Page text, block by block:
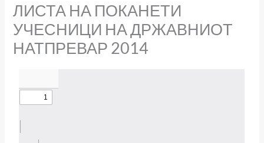
ЛИСТА НА ПОКАНЕТИ
УЧЕСНИЦИ НА ДРЖАВНИОТ
НАТПРЕВАР 2014